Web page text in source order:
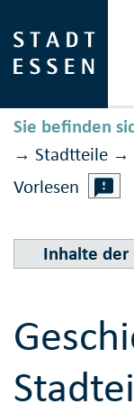
Sie befinden
→ Stadtteile →
Vorlesen
Inhalte der